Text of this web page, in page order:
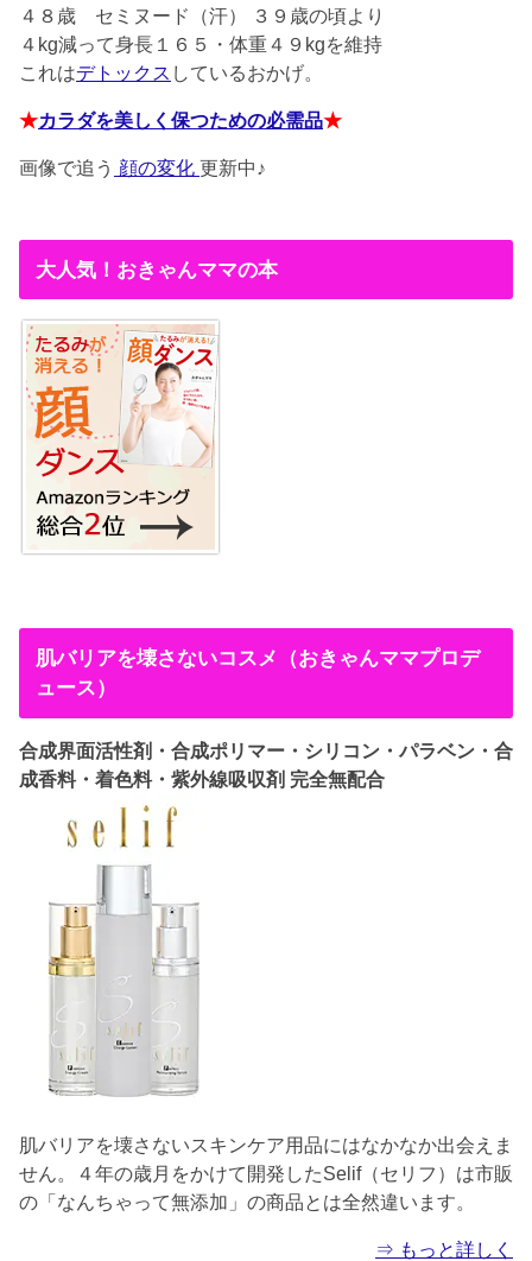
４８歳 セミヌード（汗） ３９歳の頃より
４kg減って身長１６５・体重４９kgを維持
これはデトックス しているおかげ。
★カラダを美しく保つための必需品★
画像で追う 顔の変化 更新中♪
大人気！おきゃんママの本
肌バリアを壊さないコスメ（おきゃんママプロデ
ュース）
合成界面活性剤・合成ポリマー・シリコン・パラベン・合
成香料・着色料・紫外線吸収剤 完全無配合
肌バリアを壊さないスキンケア用品にはなかなか出会えま
せん。４年の歳月をかけて開発したSelif（セリフ）は市販
の「なんちゃって無添加」の商品とは全然違います。
⇒ もっと詳しく